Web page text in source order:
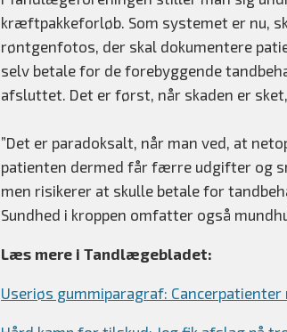
kræftpakkeforløb. Som systemet er nu,
røntgenfotos, der skal dokumentere
selv betale for de forebyggende
afsluttet. Det er først, når skaden er
”Det er paradoksalt, når man ved, at
patienten dermed får færre udgifter og
men risikerer at skulle betale for
Sundhed i kroppen omfatter også
Læs mere i Tandlægebladet:
Useriøs gummiparagraf: